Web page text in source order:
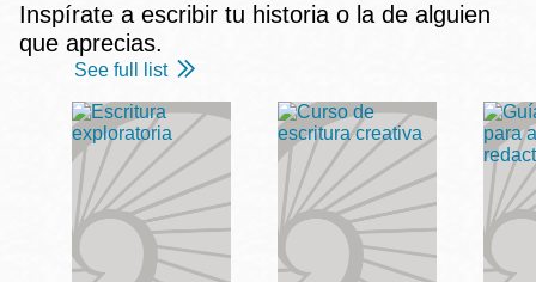
Inspírate a escribir tu historia o la de alguien
que aprecias.
See full list